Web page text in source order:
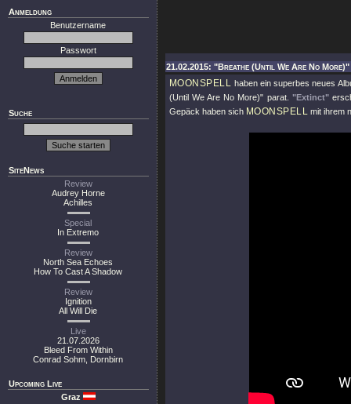
Anmeldung
Benutzername
Passwort
Suche
SiteNews
Review
Audrey Horne
Achilles
Special
In Extremo
Review
North Sea Echoes
How To Cast A Shadow
Review
Ignition
All Will Die
Live
21.07.2026
Bleed From Within
Conrad Sohm, Dornbirn
Upcoming Live
Graz
21.02.2015: "Breathe (Until We Are No
MOONSPELL haben ein superbes neues
(Until We Are No More)" parat. "Extinct"
Gepäck haben sich MOONSPELL mit ihrem